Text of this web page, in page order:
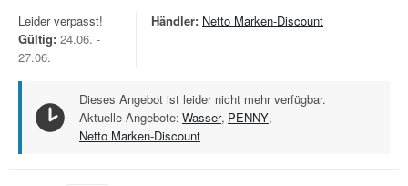
Leider verpasst!
Gültig: 24.06. -
27.06.
Händler: Netto Marken-Discount
Dieses Angebot ist leider nicht mehr verfügbar.
Aktuelle Angebote: Wasser, PENNY,
Netto Marken-Discount